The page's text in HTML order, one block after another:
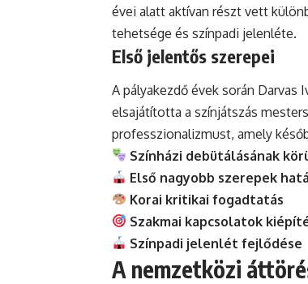
évei alatt aktívan részt vett
tehetsége és színpadi jelenléte.
Első jelentős szerepei
A pályakezdő évek során Darvas
elsajátította a színjátszás
professzionalizmust, amely
Színházi debütálásának
Első nagyobb szerepek
Korai kritikai fogadtatás
Szakmai kapcsolatok
Színpadi jelenlét fejlődése
A nemzetközi